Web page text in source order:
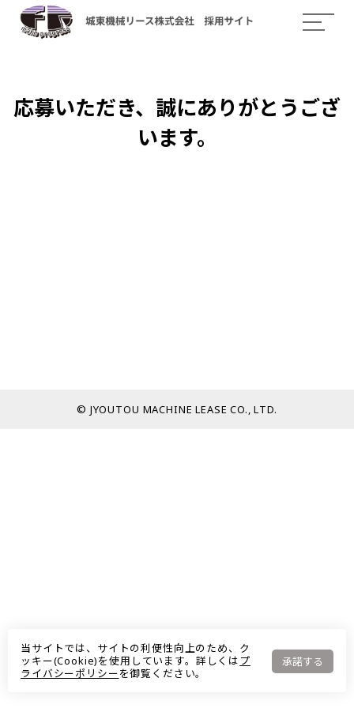
応募いただき、誠にありがとうござ
います。
当サイトでは、サイトの利便性向上のため、ク
ッキー(Cookie)を使用しています。詳しくは プ
ライバシーポリシーを御覧ください。
承諾する
© JYOUTOU MACHINE LEASE CO., LTD.